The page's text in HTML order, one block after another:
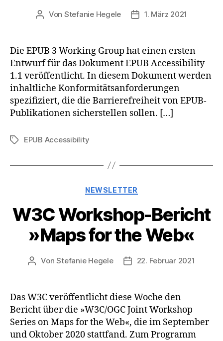
Beitragsautor
Von Stefanie Hegele Veröffentlichungsdatum
1. März 2021
Die EPUB 3 Working Group hat einen ersten
Entwurf für das Dokument EPUB Accessibility
1.1 veröffentlicht. In diesem Dokument werden
inhaltliche Konformitätsanforderungen
spezifiziert, die die Barrierefreiheit von EPUB-
Publikationen sicherstellen sollen. […]
Schlagwörter
EPUB Accessibility
Kategorien
NEWSLETTER
W3C Workshop-Bericht
»Maps for the Web«
Beitragsautor
VonStefanie Hegele Veröffentlichungsdatum
22. Februar 2021
Das W3C veröffentlicht diese Woche den
Bericht über die »W3C/OGC Joint Workshop
Series on Maps for the Web«, die im September
und Oktober 2020 stattfand. Zum Programm